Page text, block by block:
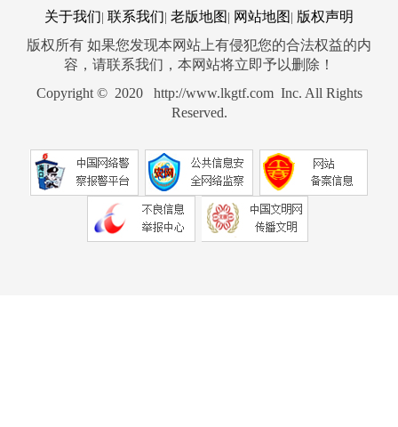
关于我们 联系我们 老版地图 网站地图
版权声明
版权所有 如果您发现本网站上有侵犯您的合法权益的内
容，请联系我们，本网站将立即予以删除！
Copyright © 2020 http://www.lkgtf.com Inc. All Rights
Reserved.